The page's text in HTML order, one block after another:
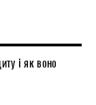
і як воно